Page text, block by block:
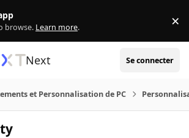
browse. Learn more. ×
Next Se connecter
et Personnalisation de PC